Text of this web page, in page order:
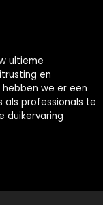
ultieme
en
hebben we er een
als professionals te
duikervaring